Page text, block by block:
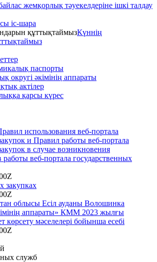
жемқорлық тәуекелдеріне ішкі талдау
іс-шара
Күннің
паспорты
округі әкімінің аппараты
актілер
қарсы күрес
использования веб-портала
и Правил работы веб-портала
в случае возникновения
работы веб-портала государственных
закупках
облысы Есіл ауданы Волошинка
аппараты» КММ 2023 жылғы
көрсету мәселелері бойынша есебі
служб